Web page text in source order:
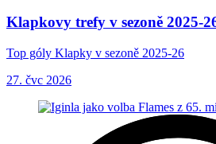
Klapkovy trefy v sezoně 2025-
Top góly Klapky v sezoně 2025-26
27. čvc 2026